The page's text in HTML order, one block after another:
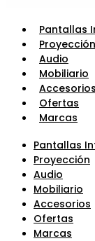
Pantallas
Proyección
Audio
Mobiliario
Accesorios
Ofertas
Marcas
Pantallas
Proyección
Audio
Mobiliario
Accesorios
Ofertas
Marcas